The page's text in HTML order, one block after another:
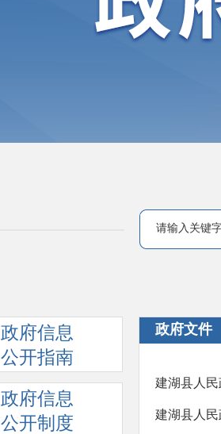
政府信息
公开指南
政府信息
公开制度
政府文件
建湖县人
建湖县人